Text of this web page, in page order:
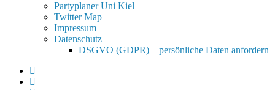
Partyplaner Uni Kiel
Twitter Map
Impressum
Datenschutz
DSGVO (GDPR) – persönliche Daten anfordern